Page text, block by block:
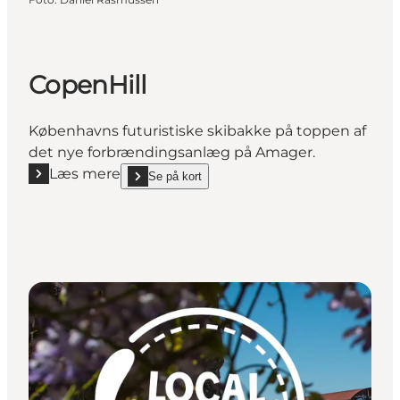
CopenHill
Københavns futuristiske skibakke på toppen af
det nye forbrændingsanlæg på Amager.
Læs mere
Læs mere "CopenHill"
Se på kort
show CopenHill on_map